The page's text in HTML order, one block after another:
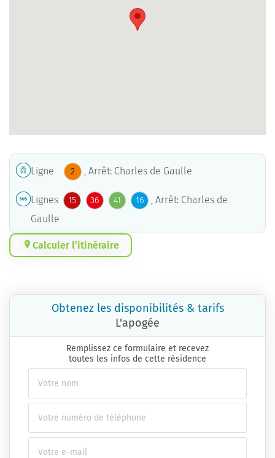
Ligne 2 , Arrêt: Charles de Gaulle
Lignes 15 36 41 16
, Arrêt: Charles de
Gaulle
Calculer l’itinéraire
Obtenez les disponibilités & tarifs
L'apogée
Remplissez ce formulaire et recevez
toutes les infos de cette résidence